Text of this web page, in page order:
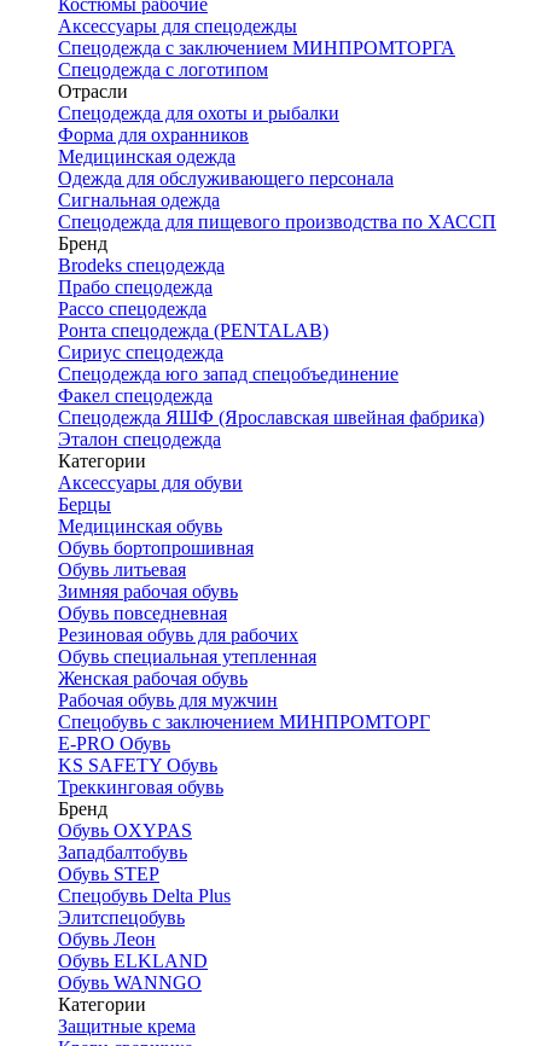
Костюмы рабочие
Аксессуары для спецодежды
Спецодежда с заключением МИНПРОМТОРГА
Спецодежда с логотипом
Отрасли
Спецодежда для охоты и рыбалки
Форма для охранников
Медицинская одежда
Одежда для обслуживающего персонала
Сигнальная одежда
Спецодежда для пищевого производства по ХАССП
Бренд
Brodeks спецодежда
Прабо спецодежда
Рассо спецодежда
Ронта спецодежда (PENTALAB)
Сириус спецодежда
Спецодежда юго запад спецобъединение
Факел спецодежда
Спецодежда ЯШФ (Ярославская швейная фабрика)
Эталон спецодежда
Категории
Аксессуары для обуви
Берцы
Медицинская обувь
Обувь бортопрошивная
Обувь литьевая
Зимняя рабочая обувь
Обувь повседневная
Резиновая обувь для рабочих
Обувь специальная утепленная
Женская рабочая обувь
Рабочая обувь для мужчин
Спецобувь с заключением МИНПРОМТОРГ
E-PRO Обувь
KS SAFETY Обувь
Треккинговая обувь
Бренд
Обувь OXYPAS
Западбалтобувь
Обувь STEP
Спецобувь Delta Plus
Элитспецобувь
Обувь Леон
Обувь ELKLAND
Обувь WANNGO
Категории
Защитные крема